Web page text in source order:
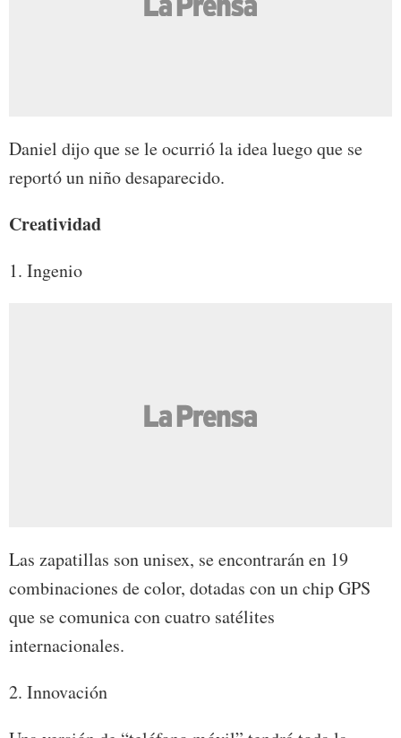
Daniel dijo que se le ocurrió la idea luego que se
reportó un niño desaparecido.
Creatividad
1. Ingenio
Las zapatillas son unisex, se encontrarán en 19
combinaciones de color, dotadas con un chip GPS
que se comunica con cuatro satélites
internacionales.
2. Innovación